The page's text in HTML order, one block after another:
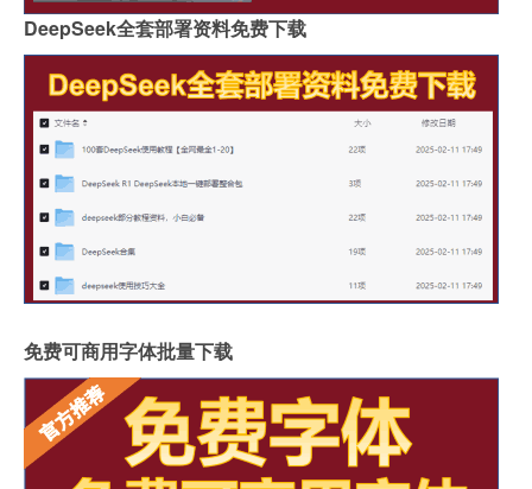
DeepSeek全套部署资料免费下载
免费可商用字体批量下载